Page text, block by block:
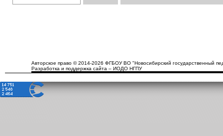
Авторское право © 2014-2026 ФГБОУ ВО "Новосибирский государственный
Разработка и поддержка сайта – ИОДО НГПУ